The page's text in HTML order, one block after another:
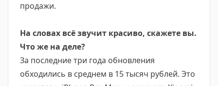
продажи.
На словах всё звучит красиво, скажете вы.
Что же на деле?
За последние три года обновления
обходились в среднем в 15 тысяч рублей. Это